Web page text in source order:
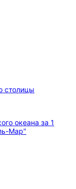
столицы